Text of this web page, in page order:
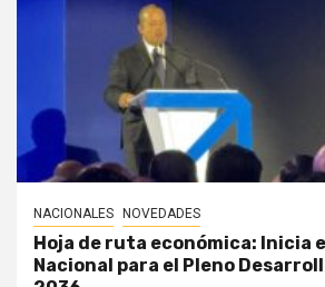
NACIONALES NOVEDADES
Hoja de ruta económica: Inicia
Nacional para el Pleno